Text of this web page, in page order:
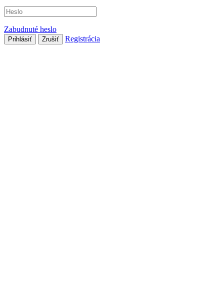
Zabudnuté heslo
Prihlásiť Zrušiť Registrácia